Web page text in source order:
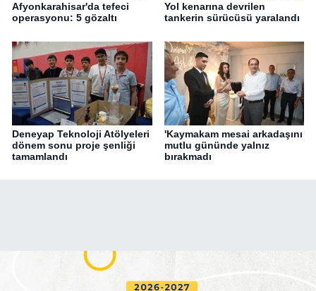
Afyonkarahisar'da tefeci
operasyonu: 5 gözaltı
Yol kenarına devrilen
tankerin sürücüsü yaralandı
Deneyap Teknoloji Atölyeleri
dönem sonu proje şenliği
tamamlandı
'Kaymakam mesai arkadaşını
mutlu gününde yalnız
bırakmadı